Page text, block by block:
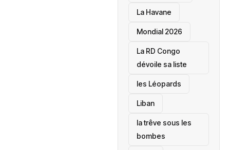
La Havane
Mondial 2026
La RD Congo
dévoile sa liste
les Léopards
‎Liban
la trêve sous les
bombes